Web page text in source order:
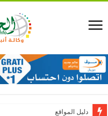
دليل المواقع